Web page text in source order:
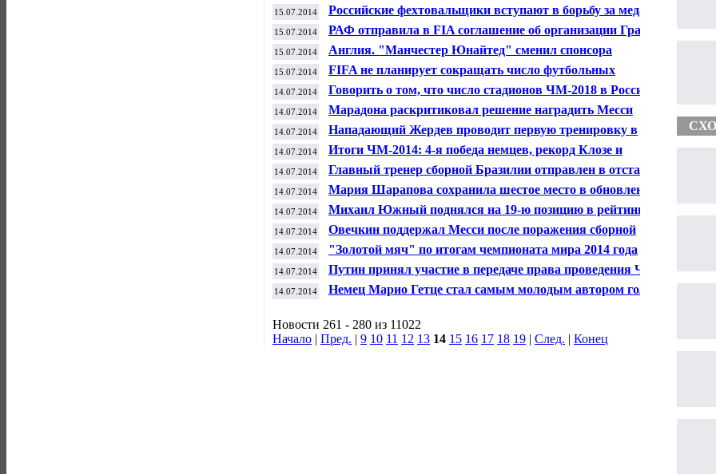
15.07.2014
Российские фехтовальщики вступают в борьбу за медали
чемпионата мира в Казани
15.07.2014
РАФ отправила в FIA соглашение об организации Гран-
при России "Ф-1"
15.07.2014 Англия. "Манчестер Юнайтед" сменил спонсора
15.07.2014
FIFA не планирует сокращать число футбольных
стадионов на ЧМ-2018
14.07.2014
Говорить о том, что число стадионов ЧМ-2018 в России
сократят, рано - Мутко
14.07.2014
Марадона раскритиковал решение наградить Месси
«Золотым мячом»
14.07.2014
Нападающий Жердев проводит первую тренировку в
составе ХК "Динамо" - Сафронов
14.07.2014
Итоги ЧМ-2014: 4-я победа немцев, рекорд Клозе и
высокая результативность
14.07.2014 Главный тренер сборной Бразилии отправлен в отставку
14.07.2014
Мария Шарапова сохранила шестое место в обновленном
рейтинге WTA
14.07.2014
Михаил Южный поднялся на 19-ю позицию в рейтинге
ATP
14.07.2014
Овечкин поддержал Месси после поражения сборной
Аргентины в финале ЧМ
14.07.2014
"Золотой мяч" по итогам чемпионата мира 2014 года
вручили Лионелю Месси
14.07.2014
Путин принял участие в передаче права проведения ЧМ
по футболу России
14.07.2014
Немец Марио Гетце стал самым молодым автором гола в
Новости 261 - 280 из 11022
Начало | Пред. | 9 10 11 12 13 14 15 16 17 18 19 | След. | Конец